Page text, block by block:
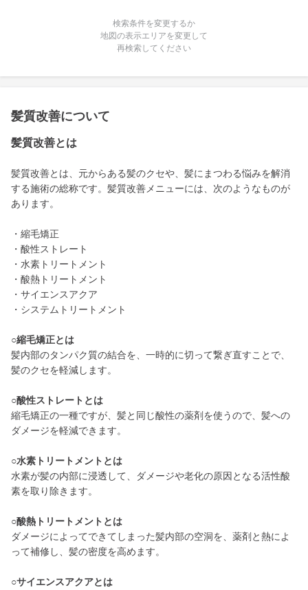
検索条件を変更するか
地図の表示エリアを変更して
再検索してください
髪質改善について
髪質改善とは
髪質改善とは、元からある髪のクセや、髪にまつわる悩みを解消
する施術の総称です。髪質改善メニューには、次のようなものが
あります。
・縮毛矯正
・酸性ストレート
・水素トリートメント
・酸熱トリートメント
・サイエンスアクア
・システムトリートメント
○縮毛矯正とは
髪内部のタンパク質の結合を、一時的に切って繋ぎ直すことで、
髪のクセを軽減します。
○酸性ストレートとは
縮毛矯正の一種ですが、髪と同じ酸性の薬剤を使うので、髪への
ダメージを軽減できます。
○水素トリートメントとは
水素が髪の内部に浸透して、ダメージや老化の原因となる活性酸
素を取り除きます。
○酸熱トリートメントとは
ダメージによってできてしまった髪内部の空洞を、薬剤と熱によ
って補修し、髪の密度を高めます。
○サイエンスアクアとは